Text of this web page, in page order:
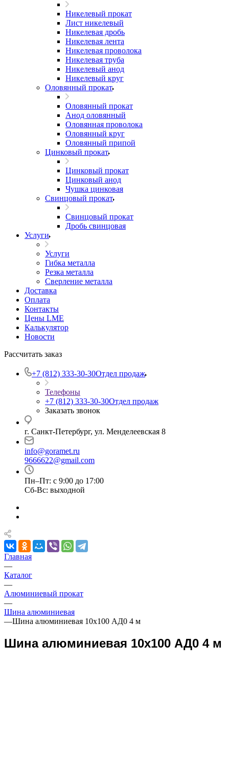
Никелевый прокат
Лист никелевый
Никелевая дробь
Никелевая лента
Никелевая проволока
Никелевая труба
Никелевый анод
Никелевый круг
Оловянный прокат
Оловянный прокат
Анод оловянный
Оловянная проволока
Оловянный круг
Оловянный припой
Цинковый прокат
Цинковый прокат
Цинковый анод
Чушка цинковая
Свинцовый прокат
Свинцовый прокат
Дробь свинцовая
Услуги
Услуги
Гибка металла
Резка металла
Сверление металла
Доставка
Оплата
Контакты
Цены LME
Калькулятор
Новости
Рассчитать заказ
+7 (812) 333-30-30Отдел продаж
Телефоны
+7 (812) 333-30-30Отдел продаж
Заказать звонок
г. Санкт-Петербург, ул. Менделеевская 8
info@goramet.ru
9666622@gmail.com
Пн–Пт: с 9:00 до 17:00
Сб-Вс: выходной
Главная
—
Каталог
—
Алюминиевый прокат
—
Шина алюминиевая
—Шина алюминиевая 10х100 АД0 4 м
Шина алюминиевая 10х100 АД0 4 м